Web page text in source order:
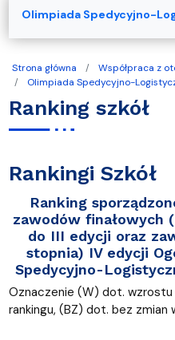
Strona główna Współpraca z
Olimpiada Spedycyjno-
Ranking szkół
Rankingi Szkół
Ranking
zawodów finałowych
do III edycji oraz
stopnia) IV edycji
Spedycyjno-
Oznaczenie (W) dot. wzrostu
rankingu, (BZ) dot. bez zmian
Olimpiada Spedycyjno-